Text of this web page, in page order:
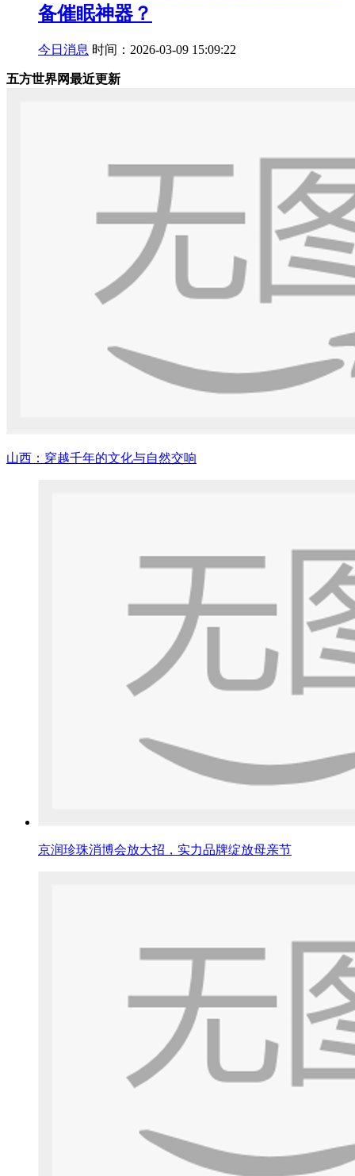
备催眠神器？
今日消息 时间：2026-03-09 15:09:22
五方世界网最近更新
山西：穿越千年的文化与自然交响
京润珍珠消博会放大招，实力品牌绽放母亲节